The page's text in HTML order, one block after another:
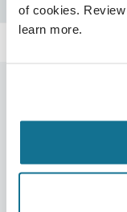
of cookies.
learn more.